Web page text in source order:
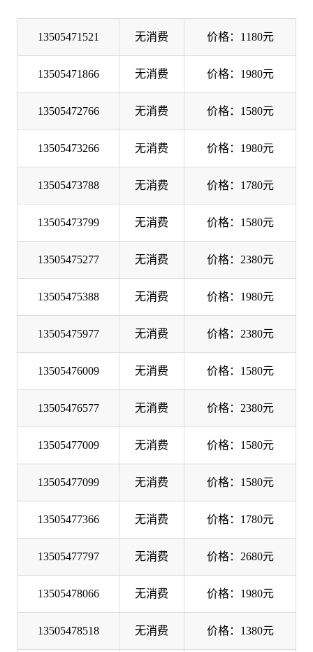
13505471521 无消费 价格：1180元
13505471866 无消费 价格：1980元
13505472766 无消费 价格：1580元
13505473266 无消费 价格：1980元
13505473788 无消费 价格：1780元
13505473799 无消费 价格：1580元
13505475277 无消费 价格：2380元
13505475388 无消费 价格：1980元
13505475977 无消费 价格：2380元
13505476009 无消费 价格：1580元
13505476577 无消费 价格：2380元
13505477009 无消费 价格：1580元
13505477099 无消费 价格：1580元
13505477366 无消费 价格：1780元
13505477797 无消费 价格：2680元
13505478066 无消费 价格：1980元
13505478518 无消费 价格：1380元